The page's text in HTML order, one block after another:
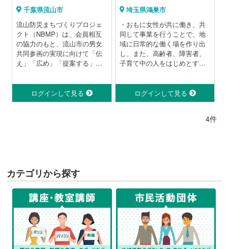
千葉県流山市
流山防災まちづくりプロジェ
クト（NBMP）は、会員相互
の協力のもと、流山市の男女
共同参画の実現に向けて「伝
え」「広め」「提案する」活
力を注ぎ、誰ひとり取り残さ
ない安心・安全なまちづくり
と、地域のネットワーク形成
ログインして見る
埼玉県鴻巣市
・おもに女性が共に働き、共
同して事業を行うことで、地
域に日常的な働く場を作り出
し、また、高齢者、障害者、
子育て中の人をはじめとする
習、発表、交流の場及び情報
を提供し、誰もが居場所と出
番と絆を持てる地域社会づく
ログインして見る
4件
カテゴリから探す